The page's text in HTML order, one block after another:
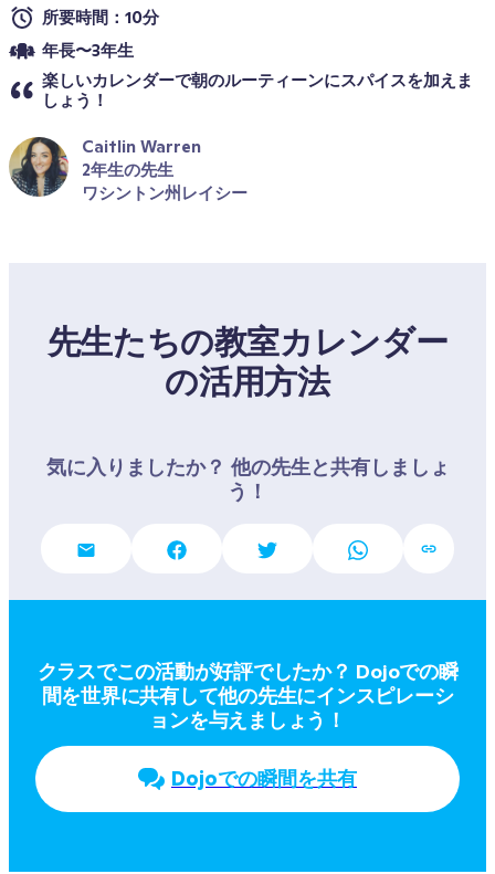
所要時間：10分
年長〜3年生
楽しいカレンダーで朝のルーティーンにスパイスを加えま
しょう！
Caitlin Warren
2年生の先生
ワシントン州レイシー
先生たちの教室カレンダー
の活用方法
気に入りましたか？ 他の先生と共有しましょ
う！
クラスでこの活動が好評でしたか？ Dojoでの瞬
間を世界に共有して他の先生にインスピレーシ
ョンを与えましょう！
Dojoでの瞬間を共有